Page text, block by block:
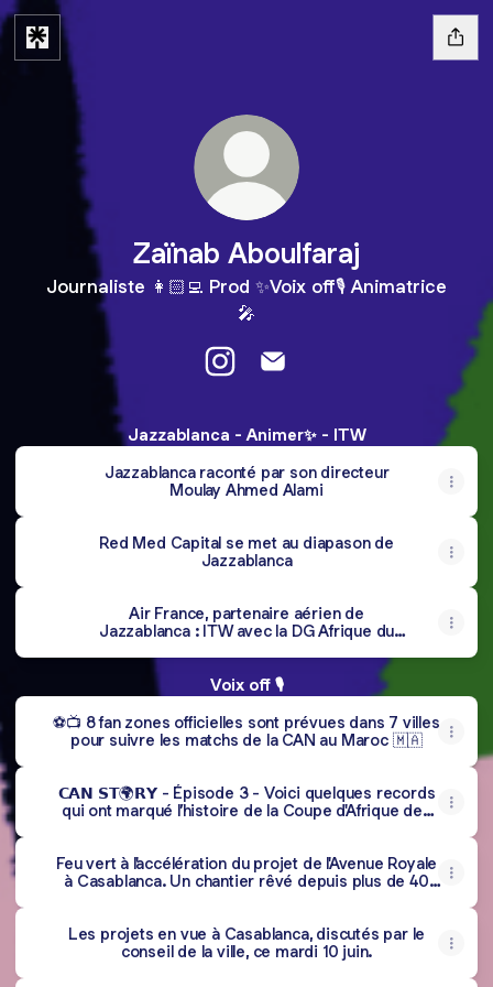
Zaïnab Aboulfaraj
Journaliste 👩🏻‍💻 Prod ✨Voix off🎙️ Animatrice
🎤
Zaïnab Aboulfaraj Email
Jazzablanca - Animer✨ - ITW
Jazzablanca raconté par son directeur
Moulay Ahmed Alami
Red Med Capital se met au diapason de
Jazzablanca
Air France, partenaire aérien de
Jazzablanca : ITW avec la DG Afrique du
Voix off 🎙️
⚽📺 8 fan zones officielles sont prévues dans 7 villes
pour suivre les matchs de la CAN au Maroc 🇲🇦
𝗖𝗔𝗡 𝗦𝗧🌍𝗥𝗬 - Épisode 3 - Voici quelques records
qui ont marqué l’histoire de la Coupe d'Afrique des
Feu vert à l'accélération du projet de l'Avenue Royale
à Casablanca. Un chantier rêvé depuis plus de 40
Les projets en vue à Casablanca, discutés par le
conseil de la ville, ce mardi 10 juin.